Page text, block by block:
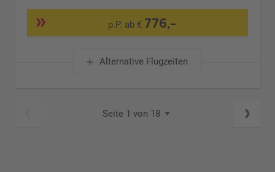
p.P. ab € 776,-
Alternative Flugzeiten
Seite 1 von 18